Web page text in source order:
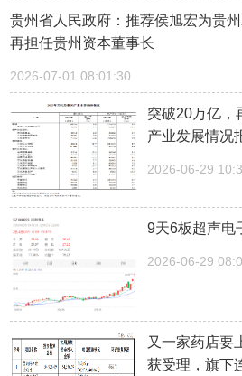
贵州省人民政府：推荐侯旭宏为贵
再担任贵州资本董事长
2026-07-01 08:01:30
突破20万亿，
产业发展情况
2026-06-29
9天6板超声电
2026-06-29
又一家药店要
获受理，旗下